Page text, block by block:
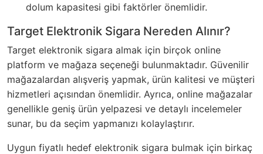
dolum kapasitesi gibi faktörler önemlidir.
Target Elektronik Sigara Nereden Alınır?
Target elektronik sigara almak için birçok online
platform ve mağaza seçeneği bulunmaktadır. Güvenilir
mağazalardan alışveriş yapmak, ürün kalitesi ve müşteri
hizmetleri açısından önemlidir. Ayrıca, online mağazalar
genellikle geniş ürün yelpazesi ve detaylı incelemeler
sunar, bu da seçim yapmanızı kolaylaştırır.
Uygun fiyatlı hedef elektronik sigara bulmak için birkaç